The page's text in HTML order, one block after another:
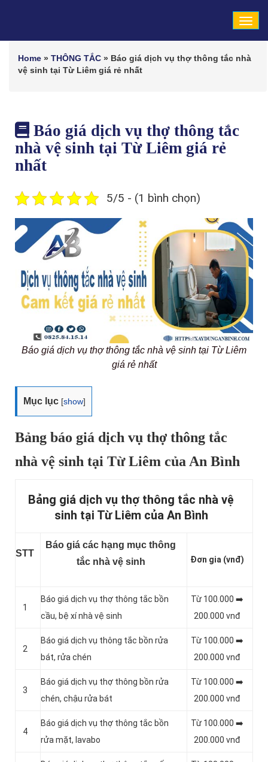
Home » THÔNG TẮC » Báo giá dịch vụ thợ thông tắc nhà
vệ sinh tại Từ Liêm giá rẻ nhất
Báo giá dịch vụ thợ thông tắc
nhà vệ sinh tại Từ Liêm giá rẻ
nhất
5/5 - (1 bình chọn)
Báo giá dịch vụ thợ thông tắc nhà vệ sinh tại Từ Liêm
giá rẻ nhất
Mục lục [show]
Bảng báo giá dịch vụ thợ thông tắc
nhà vệ sinh tại Từ Liêm của An Bình
Bảng giá dịch vụ thợ thông tắc nhà vệ
sinh tại Từ Liêm của An Bình
STT
Báo giá các hạng mục thông
tắc nhà vệ sinh
Đơn gia (vnđ)
1
Báo giá dịch vụ thợ thông tắc bồn
cầu, bệ xí nhà vệ sinh
Từ 100.000 ➡️
200.000 vnđ
2
Báo giá dịch vụ thông tắc bồn rửa
bát, rửa chén
Từ 100.000 ➡️
200.000 vnđ
3
Báo giá dịch vụ thợ thông bồn rửa
chén, chậu rửa bát
Từ 100.000 ➡️
200.000 vnđ
4
Báo giá dịch vụ thợ thông tắc bồn
rửa mặt, lavabo
Từ 100.000 ➡️
200.000 vnđ